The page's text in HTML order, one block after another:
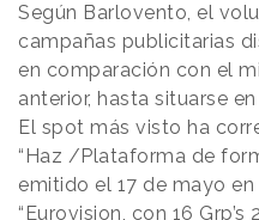
Según Barlovento, el
campañas publicitarias
en comparación con el
anterior, hasta situarse en
El spot más visto ha
“Haz /Plataforma de
emitido el 17 de mayo en
“Eurovision, con 16 Grp’s